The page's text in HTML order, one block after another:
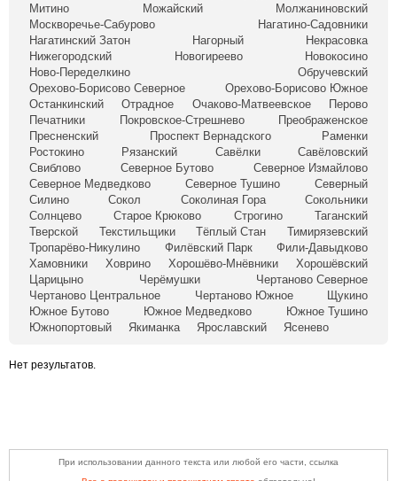
Митино
Можайский
Молжаниновский
Москворечье-Сабурово
Нагатино-Садовники
Нагатинский Затон
Нагорный
Некрасовка
Нижегородский
Новогиреево
Новокосино
Ново-Переделкино
Обручевский
Орехово-Борисово Северное
Орехово-Борисово Южное
Останкинский
Отрадное Очаково-Матвеевское
Перово
Печатники
Покровское-Стрешнево
Преображенское
Пресненский
Проспект Вернадского
Раменки
Ростокино
Рязанский Савёлки
Савёловский
Свиблово
Северное Бутово
Северное Измайлово
Северное Медведково
Северное Тушино
Северный
Силино
Сокол Соколиная Гора
Сокольники
Солнцево
Старое Крюково Строгино
Таганский
Тверской
Текстильщики Тёплый Стан
Тимирязевский
Тропарёво-Никулино
Филёвский Парк
Фили-Давыдково
Хамовники
Ховрино Хорошёво-Мнёвники
Хорошёвский
Царицыно
Черёмушки
Чертаново Северное
Чертаново Центральное
Чертаново Южное
Щукино
Южное Бутово
Южное Медведково
Южное Тушино
Южнопортовый
Якиманка Ярославский Ясенево
Нет результатов.
При использовании данного текста или любой его части, ссылка